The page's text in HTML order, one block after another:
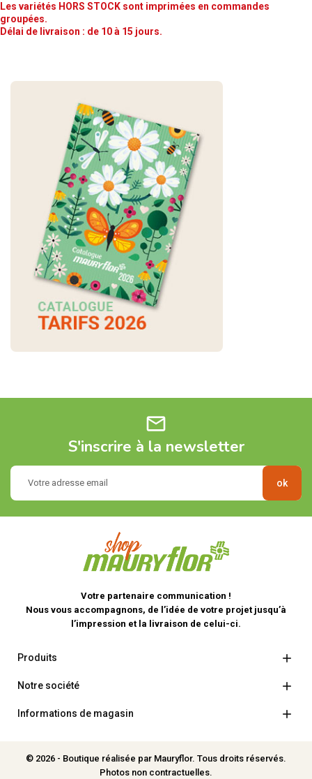
Les variétés HORS STOCK sont imprimées en commandes
groupées.
Délai de livraison : de 10 à 15 jours.
mail
S'inscrire à la newsletter
Votre partenaire communication !
Nous vous accompagnons, de l’idée de votre projet jusqu’à
l’impression et la livraison de celui-ci.
Produits 
Notre société 
Informations de magasin 
© 2026 - Boutique réalisée par Mauryflor. Tous droits réservés.
Photos non contractuelles.